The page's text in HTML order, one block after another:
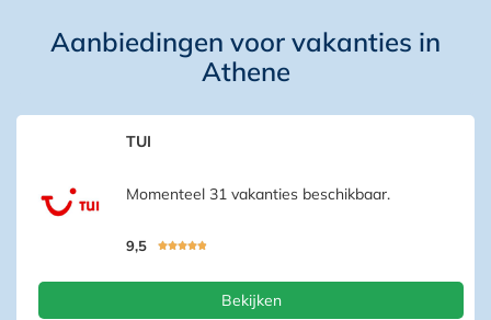
Aanbiedingen voor vakanties in
Athene
TUI
Momenteel 31 vakanties beschikbaar.
9,5 
Bekijken